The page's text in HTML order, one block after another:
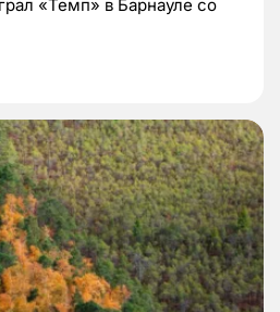
«Темп» в Барнауле со